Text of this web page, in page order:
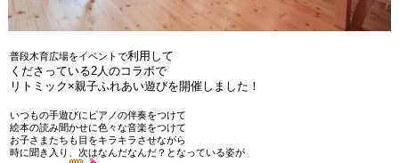
普段木育広場をイベントで利用して
くださっている2人のコラボで
リトミック×親子ふれあい遊びを開催しました！
いつもの手遊びにピアノの伴奏をつけて
絵本の読み聞かせに色々な音楽をつけて
お子さまたちも目をキラキラさせながら
時に聞き入り、次はなんだなんだ？となっている姿が